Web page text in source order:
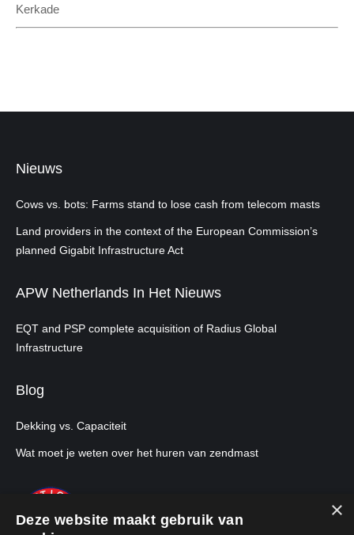
Kerkade
Nieuws
Cows vs. bots: Farms stand to lose cash from telecom masts
Land providers in the context of the European Commission’s
planned Gigabit Infrastructure Act
APW Netherlands In Het Nieuws
EQT and PSP complete acquisition of Radius Global
Infrastructure
Blog
Dekking vs. Capaciteit
Wat moet je weten over het huren van zendmast
×
Deze website maakt gebruik van